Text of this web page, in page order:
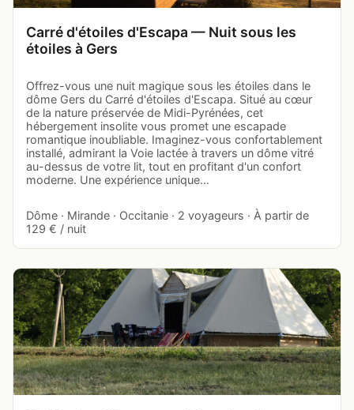
Carré d'étoiles d'Escapa — Nuit sous les
étoiles à Gers
Offrez-vous une nuit magique sous les étoiles dans le
dôme Gers du Carré d'étoiles d'Escapa. Situé au cœur
de la nature préservée de Midi-Pyrénées, cet
hébergement insolite vous promet une escapade
romantique inoubliable. Imaginez-vous confortablement
installé, admirant la Voie lactée à travers un dôme vitré
au-dessus de votre lit, tout en profitant d'un confort
moderne. Une expérience unique…
Dôme · Mirande · Occitanie · 2 voyageurs · À partir de
129 € / nuit